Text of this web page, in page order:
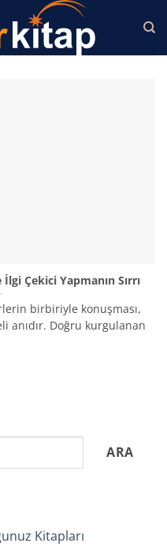
Çekici Yapmanın Sırrı
birbiriyle konuşması,
anıdır. Doğru kurgulanan
ARA
Kitapları